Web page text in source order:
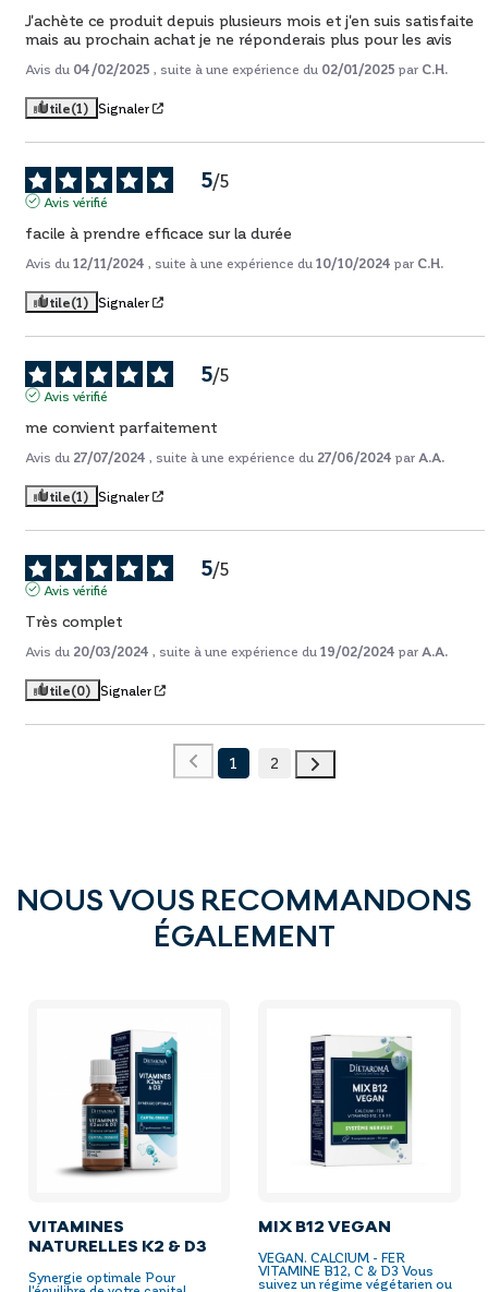
J'achète ce produit depuis plusieurs mois et j'en suis satisfaite
mais au prochain achat je ne réponderais plus pour les avis
Avis du 04/02/2025 , suite à une expérience du 02/01/2025 par C.H.
Utile(1) Signaler
5/5
Avis vérifié
facile à prendre efficace sur la durée
Avis du 12/11/2024 , suite à une expérience du 10/10/2024 par C.H.
Utile(1) Signaler
5/5
Avis vérifié
me convient parfaitement
Avis du 27/07/2024 , suite à une expérience du 27/06/2024 par A.A.
Utile(1) Signaler
5/5
Avis vérifié
Très complet
Avis du 20/03/2024 , suite à une expérience du 19/02/2024 par A.A.
Utile(0) Signaler
1 2
NOUS VOUS RECOMMANDONS
ÉGALEMENT
VITAMINES
NATURELLES K2 & D3
Synergie optimale Pour
MIX B12 VEGAN
VEGAN. CALCIUM - FER
VITAMINE B12, C & D3 Vous
suivez un régime végétarien ou